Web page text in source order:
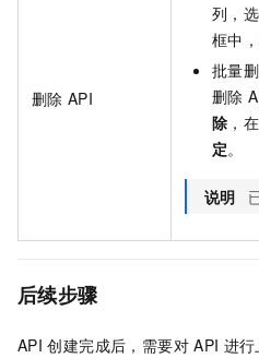
删除 API
列，
框中
批量
删除
除 ，在
定。
说明
后续步骤
API 创建完成后，需要对 API 进